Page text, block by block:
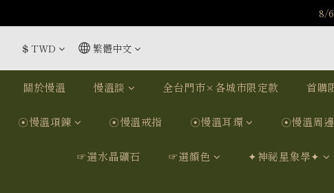
️8/
️8/
️8/
$ TWD 繁體中文
關於慢溫 慢溫談 全台門市×各城市限定款 首購
☉慢溫項鍊 ☉慢溫戒指 ☉慢溫耳環 ☉慢溫周邊
☞選水晶礦石 ☞選顏色 ✦神祕星象學✦